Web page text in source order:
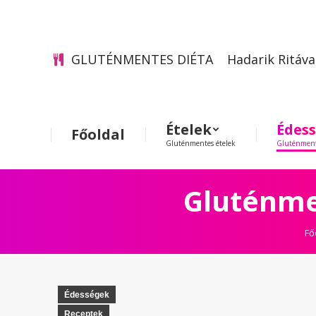
GLUTÉNMENTES DIÉTA Hadarik
Főoldal Ételek
Gluténmentes ételek
Édességek
Receptek